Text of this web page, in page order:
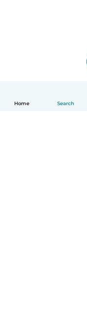
Home Search